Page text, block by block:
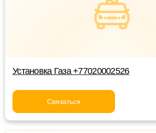
Установка Газа +77020002526
Связаться